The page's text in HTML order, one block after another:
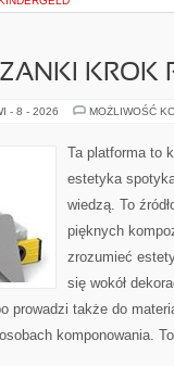
KROK
- 8 - 2026 MOŻLIWOŚĆ
Ta platforma to
estetyka
wiedzą. To
pięknych
zrozumieć
się wokół
prowadzi także do
komponowania.